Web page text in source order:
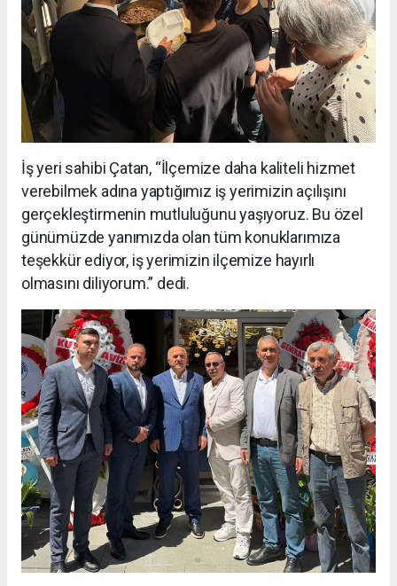
İş yeri sahibi Çatan, “İlçemize daha kaliteli hizmet
verebilmek adına yaptığımız iş yerimizin açılışını
gerçekleştirmenin mutluluğunu yaşıyoruz. Bu özel
günümüzde yanımızda olan tüm konuklarımıza
teşekkür ediyor, iş yerimizin ilçemize hayırlı
olmasını diliyorum.” dedi.